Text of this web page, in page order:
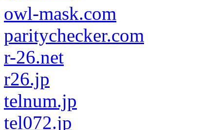
owl-mask.com
paritychecker.com
r-26.net
r26.jp
telnum.jp
tel072.jp